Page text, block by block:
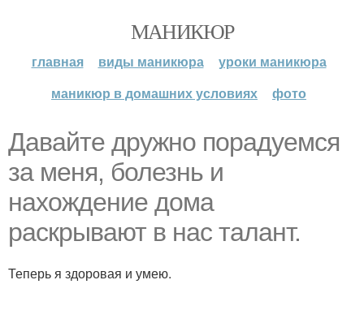
МАНИКЮР
главная виды маникюра
уроки маникюра
маникюр в домашних условиях
фото
Давайте дружно порадуемся
за меня, болезнь и
нахождение дома
раскрывают в нас талант.
Теперь я здоровая и умею.